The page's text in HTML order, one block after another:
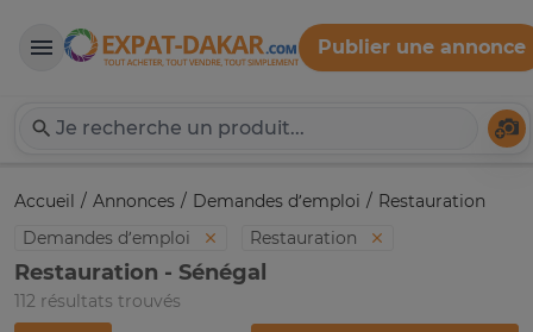
Expat-Dakar
Publier une annonce
Accueil Annonces Demandes d’emploi
Restauration
Demandes d’emploi
Restauration
Restauration - Sénégal
112 résultats trouvés